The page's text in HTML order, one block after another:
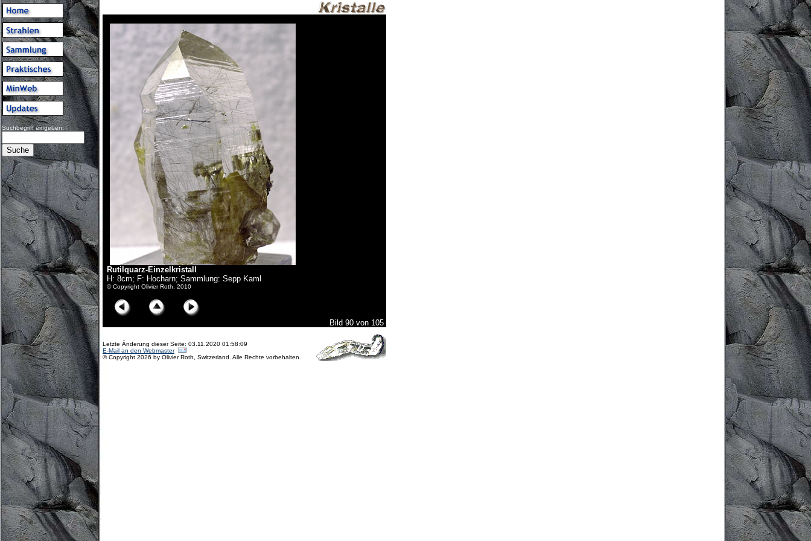
Suchbegriff eingeben:
Rutilquarz-Einzelkristall
H: 8cm; F: Hocharn; Sammlung: Sepp Kaml
© Copyright Olivier Roth, 2010
Bild 90 von 105
Letzte Änderung dieser Seite: 03.11.2020 01:58:09
E-Mail an den Webmaster
© Copyright 2026 by Olivier Roth, Switzerland. Alle Rechte vorbehalten.